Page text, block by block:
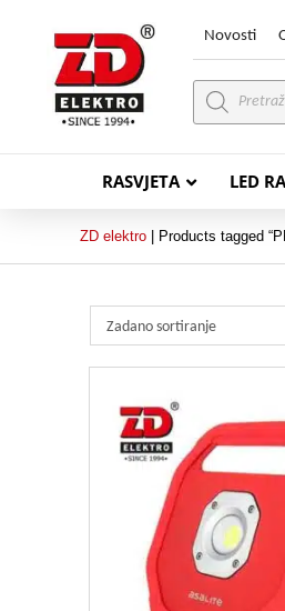
Novosti
Products
search
RASVJETA LED
PVC VODIČI
ZD elektro Products tagged